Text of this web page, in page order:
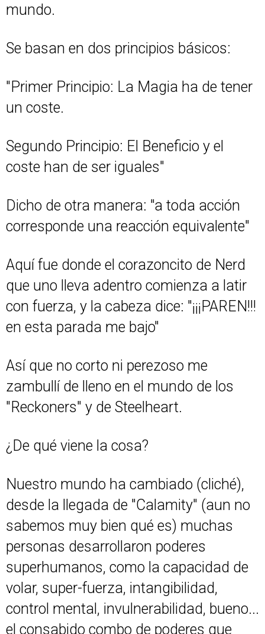
mundo.
Se basan en dos principios básicos:
"Primer Principio: La Magia ha de tener
un coste.
Segundo Principio: El Beneficio y el
coste han de ser iguales"
Dicho de otra manera: "a toda acción
corresponde una reacción equivalente"
Aquí fue donde el corazoncito de Nerd
que uno lleva adentro comienza a latir
con fuerza, y la cabeza dice: "¡¡¡PAREN!!!
en esta parada me bajo"
Así que no corto ni perezoso me
zambullí de lleno en el mundo de los
"Reckoners" y de Steelheart.
¿De qué viene la cosa?
Nuestro mundo ha cambiado (cliché),
desde la llegada de "Calamity" (aun no
sabemos muy bien qué es) muchas
personas desarrollaron poderes
superhumanos, como la capacidad de
volar, super-fuerza, intangibilidad,
control mental, invulnerabilidad, bueno...
el consabido combo de poderes que